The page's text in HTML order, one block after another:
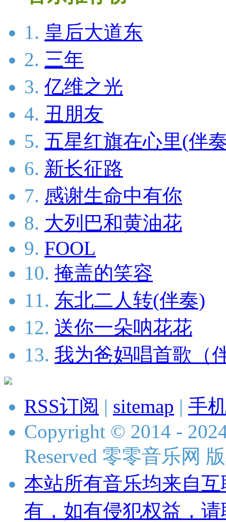
1. 皇后大道东
2. 三年
3. 亿维之光
4. 丑朋友
5. 五星红旗在心里(伴
6. 新长征路
7. 感谢生命中有你
8. 大列巴和黄油花
9. FOOL
10. 掩盖的笑容
11. 东北二人转(伴奏)
12. 送你一朵呐花花
13. 我为爸妈唱首歌（
RSS订阅 | sitemap | 手
Copyright © 2014 -
Reserved 零零音乐网
本站所有音乐均来自
有，如有侵犯权益，